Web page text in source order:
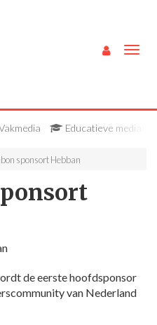
Educatieve media
sponsort Hebban
de eerste hoofdsponsor
van Nederland